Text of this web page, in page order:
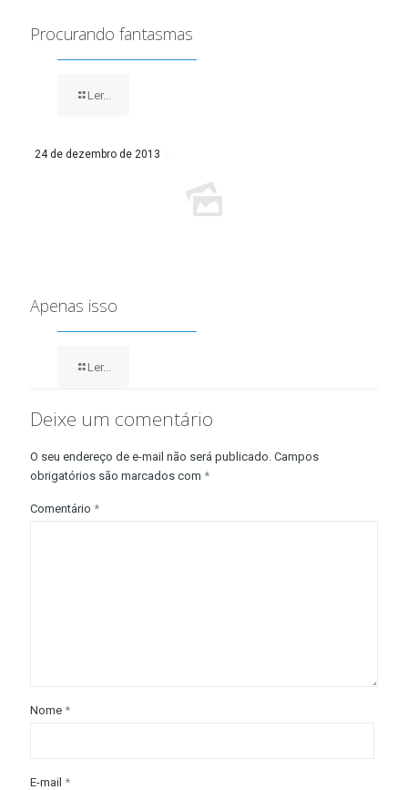
Procurando fantasmas
Ler...
24 de dezembro de 2013
Apenas isso
Ler...
Deixe um comentário
O seu endereço de e-mail não será publicado. Campos
obrigatórios são marcados com *
Comentário *
Nome *
E-mail *